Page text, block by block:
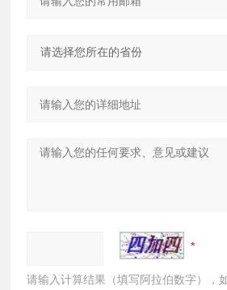
请输入计算结果（填写阿拉伯数字），